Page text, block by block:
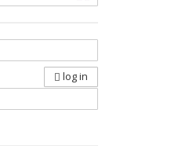
log in